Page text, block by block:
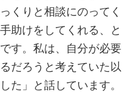
くりと相談にのってく
助けをしてくれる、と
す。私は、自分が必要
だろうと考えていた以
た」と話しています。